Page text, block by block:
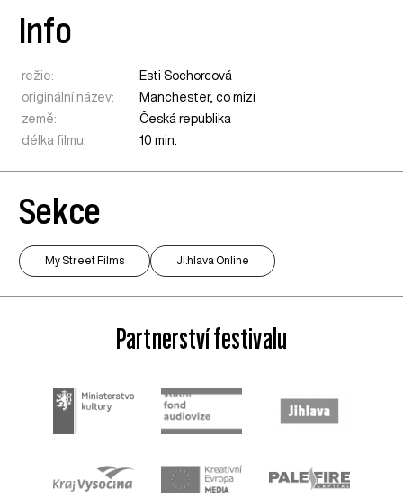
Info
režie:
Esti Sochorcová
originální název:
Manchester, co mizí
země:
Česká republika
délka filmu:
10 min.
Sekce
My Street Films Ji.hlava Online
Partnerství festivalu